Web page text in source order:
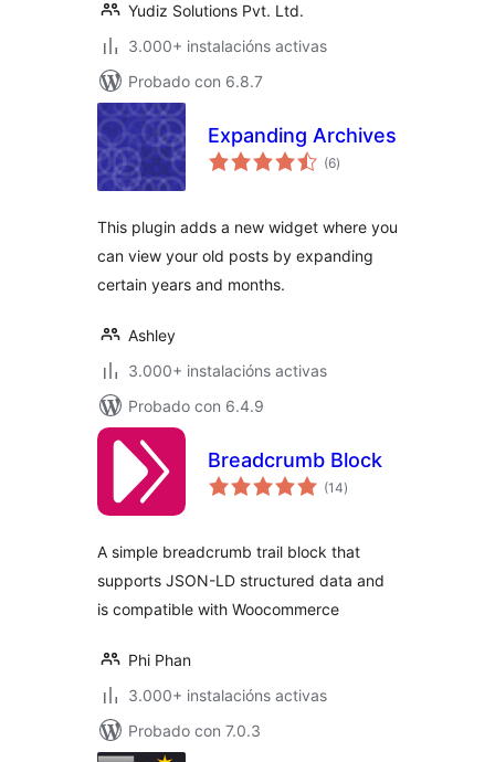
Yudiz Solutions Pvt. Ltd.
3.000+ instalacións activas
Probado con 6.8.7
Expanding Archives
(6valoracións
totais
)
This plugin adds a new widget where you
can view your old posts by expanding
certain years and months.
Ashley
3.000+ instalacións activas
Probado con 6.4.9
Breadcrumb Block
(14valoracións
totais
)
A simple breadcrumb trail block that
supports JSON-LD structured data and
is compatible with Woocommerce
Phi Phan
3.000+ instalacións activas
Probado con 7.0.3